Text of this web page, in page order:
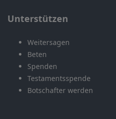
Unterstützen
Weitersagen
Beten
Spenden
Testamentsspende
Botschafter werden